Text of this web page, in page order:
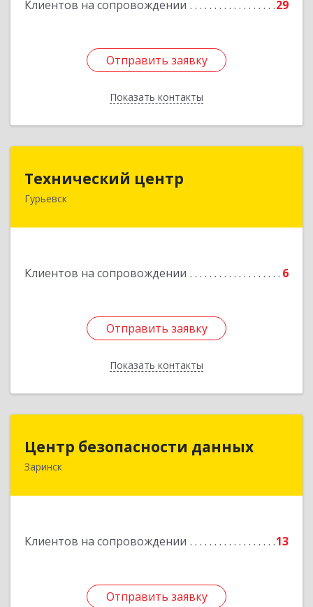
Клиентов на сопровождении 29
Отправить заявку
Показать контакты
Отправить заявку
Назад
Технический центр
Гурьевск
Клиентов на сопровождении 6
Отправить заявку
Показать контакты
Отправить заявку
Назад
Центр безопасности данных
Заринск
Клиентов на сопровождении 13
Отправить заявку
Центр безопасности данных
659100, Алтайский край, Заринск г, Таратынова
Отправить заявку